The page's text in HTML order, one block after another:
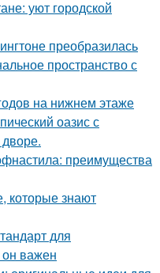
уют городской
преобразилась
пространство с
на нижнем этаже
оазис с
преимущества
которые знают
для
он важен